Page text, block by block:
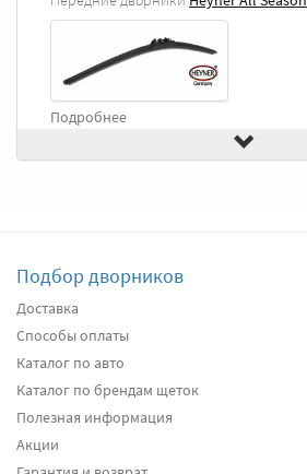
Подробнее
Подробнее
Передние дворники
Подробнее
Подбор дворников
Доставка
Способы оплаты
Каталог по авто
Каталог по брендам щеток
Полезная информация
Акции